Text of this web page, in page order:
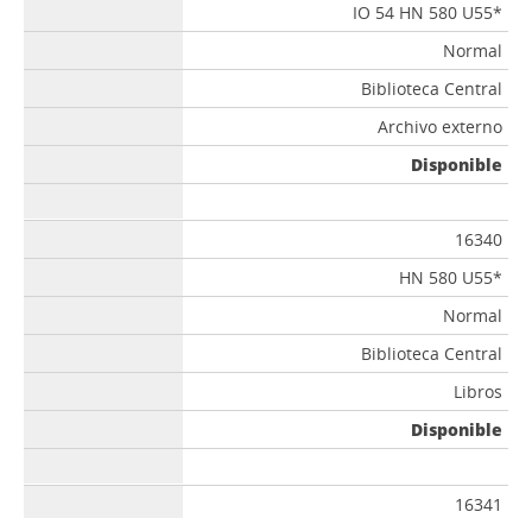
IO 54 HN 580 U55*
Normal
Biblioteca Central
Archivo externo
Disponible
16340
HN 580 U55*
Normal
Biblioteca Central
Libros
Disponible
16341